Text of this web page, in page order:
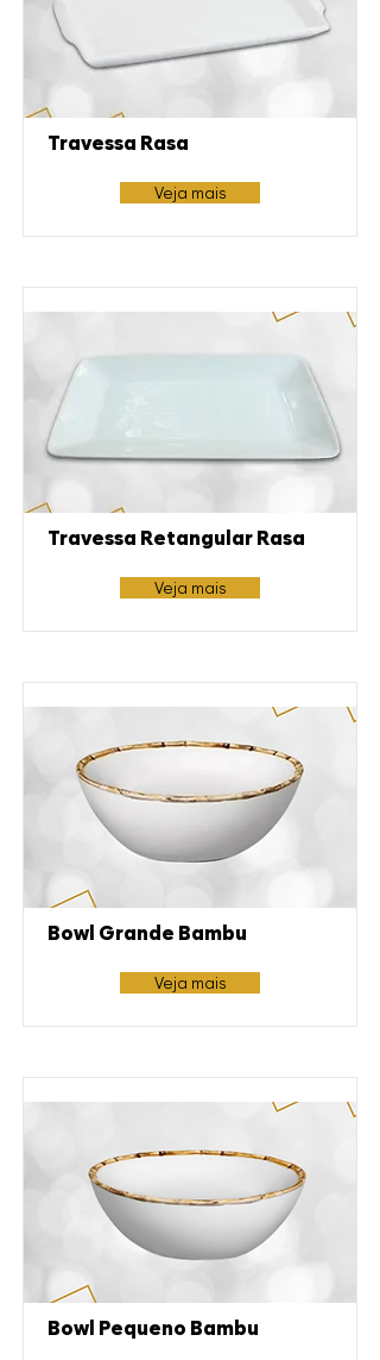
Travessa Rasa
Veja mais
Travessa Retangular Rasa
Veja mais
Bowl Grande Bambu
Veja mais
Bowl Pequeno Bambu